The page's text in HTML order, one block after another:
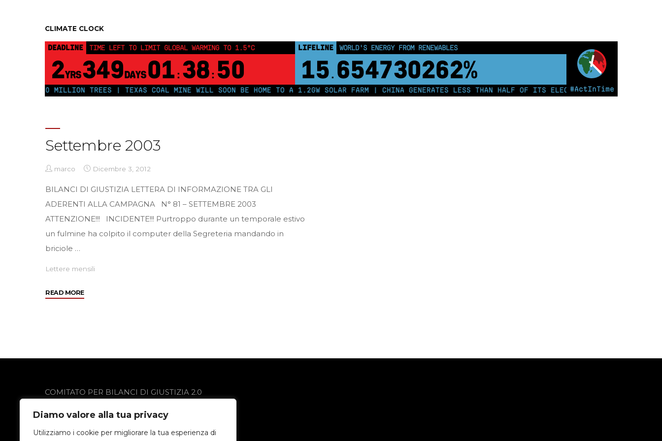
Diamo valore alla tua privacy
Utilizziamo i cookie per migliorare la tua esperienza di
CLIMATE CLOCK
#ActInTime
DEADLINE TIME LEFT TO LIMIT GLOBAL WARMING TO 1.5°C
2YRS349DAYS 01 : 38 : 50
LIFELINE WORLD'S ENERGY FROM RENEWABLES
15 . 654730267%
PLANT 250 MILLION TREES | TEXAS COAL MINE WILL SOON BE HOME TO A 1.2GW SOLAR FARM | CHINA GENERATES LESS THAN HALF OF ITS ELECTRICITY FROM COAL
Settembre 2003
marco Dicembre 3, 2012
BILANCI DI GIUSTIZIA LETTERA DI INFORMAZIONE TRA GLI
ADERENTI ALLA CAMPAGNA N° 81 – SETTEMBRE 2003
ATTENZIONE!!! INCIDENTE!!! Purtroppo durante un temporale estivo
un fulmine ha colpito il computer della Segreteria mandando in
briciole …
Lettere mensili
READ MORE"Settembre
COMITATO PER BILANCI DI GIUSTIZIA 2.0
24021 Albino (BG)
Privacy Policy